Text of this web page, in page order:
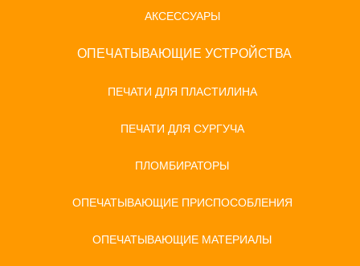
АКСЕССУАРЫ
ОПЕЧАТЫВАЮЩИЕ УСТРОЙСТВА
ПЕЧАТИ ДЛЯ ПЛАСТИЛИНА
ПЕЧАТИ ДЛЯ СУРГУЧА
ПЛОМБИРАТОРЫ
ОПЕЧАТЫВАЮЩИЕ ПРИСПОСОБЛЕНИЯ
ОПЕЧАТЫВАЮЩИЕ МАТЕРИАЛЫ